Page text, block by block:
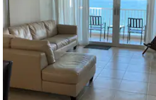
van 4,93 op 5, 172